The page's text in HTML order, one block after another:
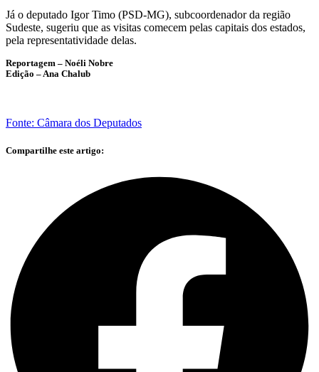
Já o deputado Igor Timo (PSD-MG), subcoordenador da região
Sudeste, sugeriu que as visitas comecem pelas capitais dos estados,
pela representatividade delas.
Reportagem – Noéli Nobre
Edição – Ana Chalub
Fonte: Câmara dos Deputados
Compartilhe este artigo: